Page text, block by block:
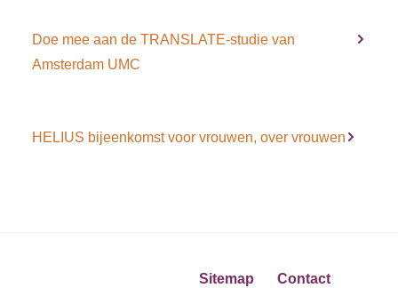
Doe mee aan de TRANSLATE-studie van
Amsterdam UMC
HELIUS bijeenkomst voor vrouwen, over vrouwen
Sitemap Contact